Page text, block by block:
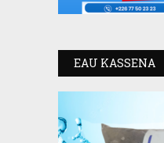
EAU KASSENA